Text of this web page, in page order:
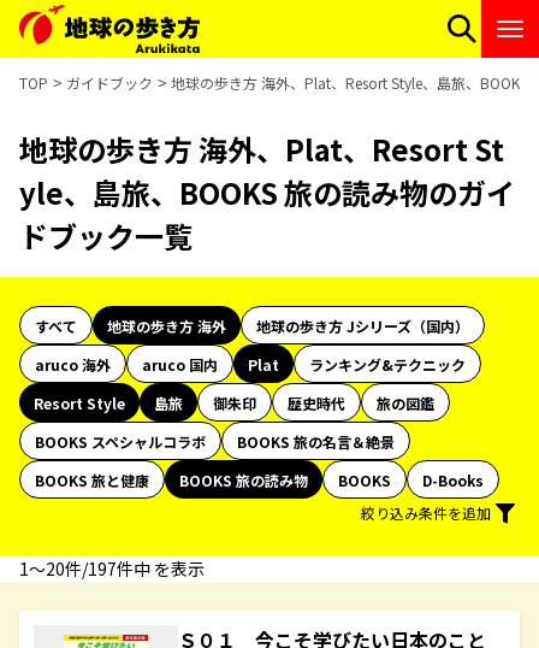
TOP ガイドブック 地球の歩き方 海外、Plat、Resort Style、島旅、BOOKS
地球の歩き方 海外、Plat、Resort St
yle、島旅、BOOKS 旅の読み物のガイ
ドブック一覧
すべて 地球の歩き方 海外
地球の歩き方 Jシリーズ（国内）
aruco 海外
aruco 国内 Plat
ランキング&テクニック
Resort Style
島旅 御朱印 歴史時代
旅の図鑑
BOOKS スペシャルコラボ
BOOKS 旅の名言＆絶景
BOOKS 旅と健康
BOOKS 旅の読み物 BOOKS
D-Books
絞り込み条件を追加
1〜20件/197件中 を表示
Ｓ０１ 今こそ学びたい日本のこと